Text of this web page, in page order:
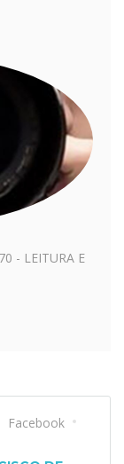
- LEITURA E
Facebook